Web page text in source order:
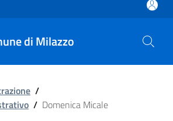
di Milazzo
Micale
/
/ Domenica Micale